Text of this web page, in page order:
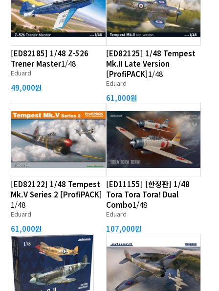
[ED82185] 1/48 Z-526
Trener Master1/48
Eduard
49,000원
[ED82125] 1/48 Tempest
Mk.II Late Version
[ProfiPACK]1/48
Eduard
61,000원
[ED82122] 1/48 Tempest
Mk.V Series 2 [ProfiPACK]
1/48
Eduard
61,000원
[ED11155] [한정판] 1/48
Tora Tora Tora! Dual
Combo1/48
Eduard
107,000원